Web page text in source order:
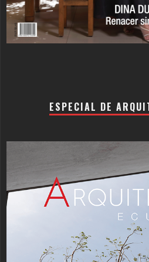
ESPECIAL DE